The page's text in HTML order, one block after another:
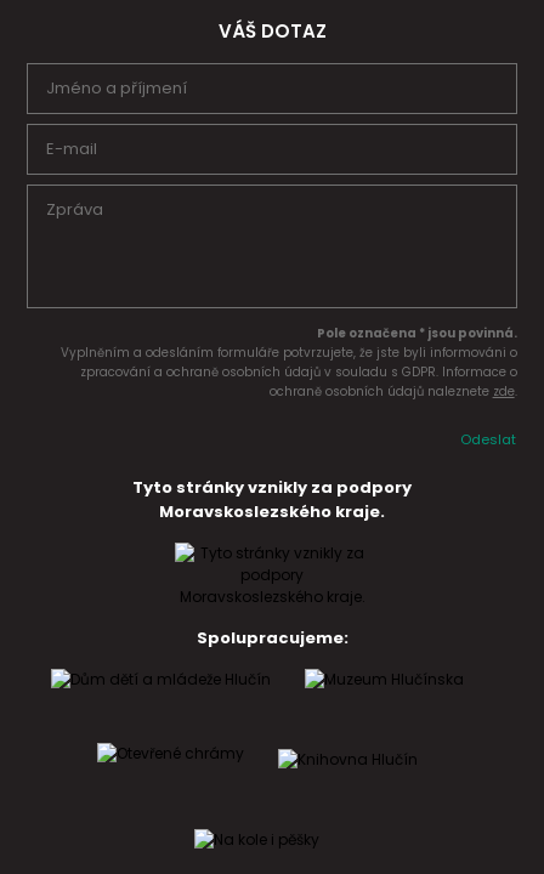
VÁŠ DOTAZ
Pole označena * jsou povinná.
Vyplněním a odesláním formuláře potvrzujete, že jste byli informováni o
zpracování a ochraně osobních údajů v souladu s GDPR. Informace o
ochraně osobních údajů naleznete zde.
Odeslat
Tyto stránky vznikly za podpory
Moravskoslezského kraje.
Spolupracujeme: